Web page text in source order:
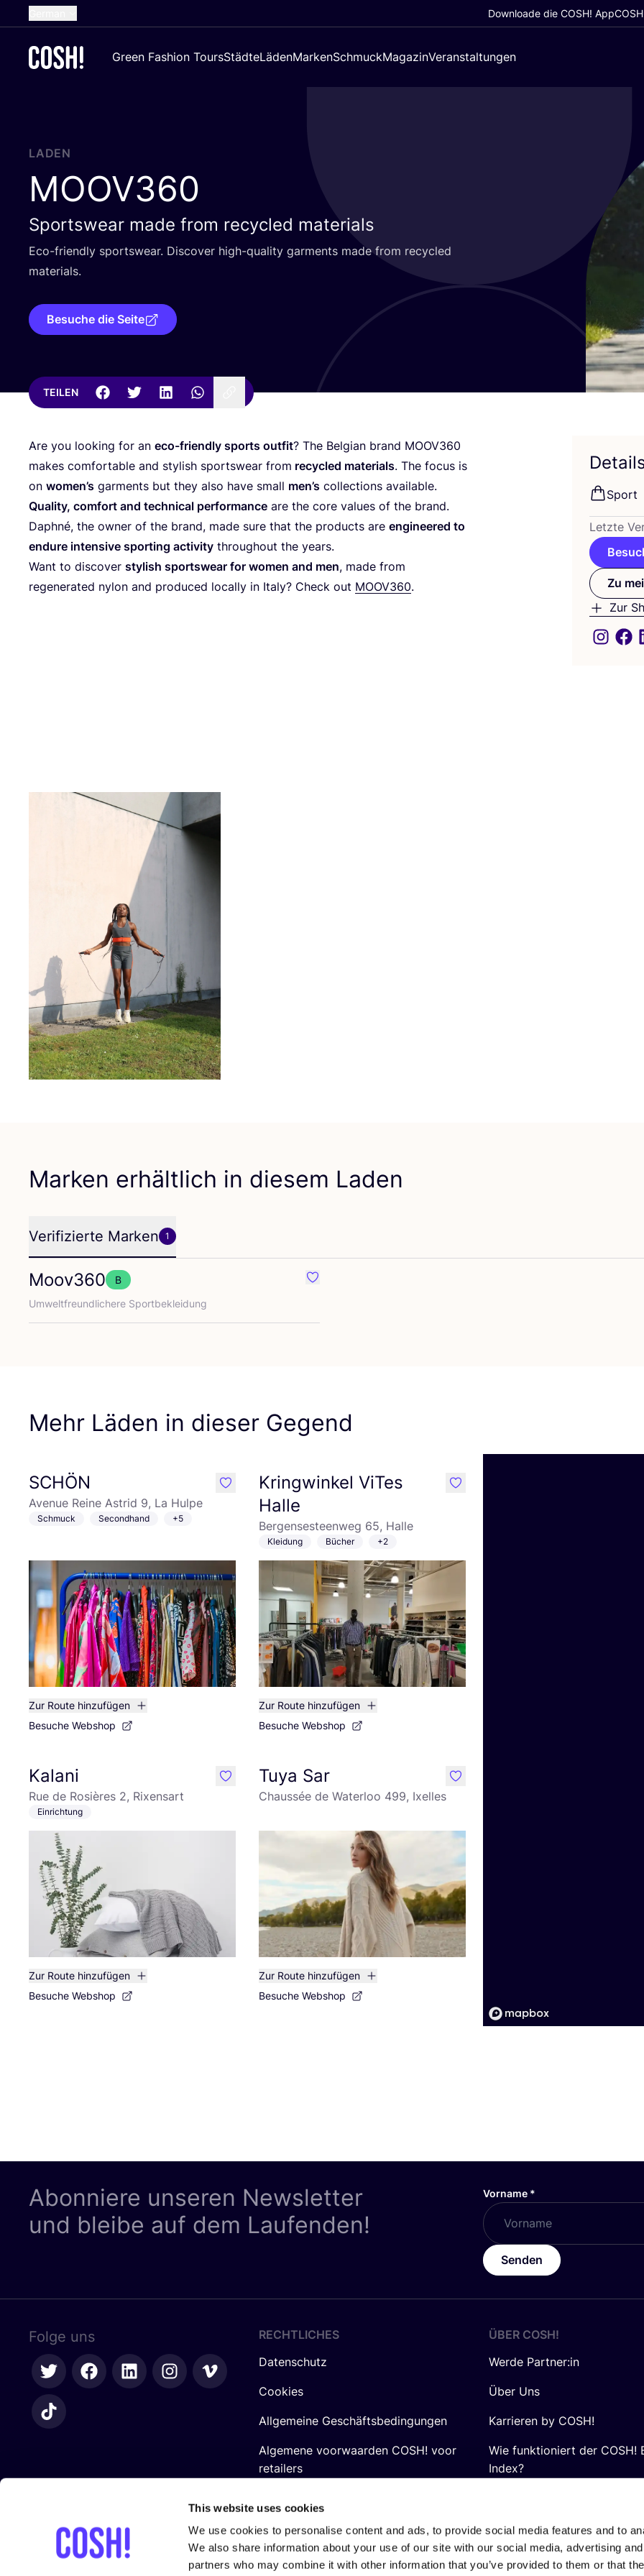
This website uses cookies
We use cookies to personalise content and ads, to provide social media features and to
We also share information about your use of our site with our social media, advertising
partners who may combine it with other information that you’ve provided to them or that
Dutch
Croatian
Downloade die COSH! App
Green Fashion ToursStädteLädenMarkenSchmuckMagazinVeranstaltungen
LADEN
MOOV360
Sportswear made from recycled materials
Eco-fri­end­ly sports­wear. Dis­co­ver high-qua­li­ty garm­ents made from recy­cled
materials.
Besuche die Seite
TEILEN
Are you loo­king for an eco-fri­end­ly sports out­fit? The Bel­gi­an brand MOOV360
makes com­for­ta­ble and sty­lish sports­wear from recy­cled mate­ri­als. The focus is
on women’s garm­ents but they also have small men’s coll­ec­tions available.
Qua­li­ty, com­fort and tech­ni­cal per­for­mance are the core values of the brand.
Daph­né, the owner of the brand, made sure that the pro­ducts are engi­nee­red to
endu­re inten­si­ve sport­ing acti­vi­ty throug­hout the years.
Want to dis­co­ver sty­lish sports­wear for women and men, made from
rege­ne­ra­ted nylon and pro­du­ced local­ly in Ita­ly? Check out MOOV360.
Sport
Letz­te
Zu
Zur
Marken erhältlich in diesem Laden
Verifizierte Marken 1
Moov360
B
Umwelt­freund­li­che­re Sportbekleidung
Favorit Moov360
Mehr Läden in dieser Gegend
SCHÖN
Avenue Reine Astrid 9, La Hulpe
Schmuck Secondhand +5
Zur Route hinzufügen
Besuche Webshop
like
Kringwinkel ViTes
Halle
Bergensesteenweg 65, Halle
Kleidung Bücher +2
Zur Route hinzufügen
Besuche Webshop
like
Kalani
Rue de Rosières 2, Rixensart
Einrichtung
Zur Route hinzufügen
Besuche Webshop
like Tuya Sar
Chaussée de Waterloo 499, Ixelles
Zur Route hinzufügen
Besuche Webshop
like
Abonniere unseren Newsletter
und bleibe auf dem Laufenden!
Vorname *
Senden
Folge uns
RECHTLICHES
Datenschutz
Cookies
Allgemeine Geschäftsbedingungen
Algemene voorwaarden COSH! voor
retailers
ÜBER COSH!
Werde Partner:in
Über Uns
Karrieren by COSH!
Wie funktioniert der COSH!
Index?